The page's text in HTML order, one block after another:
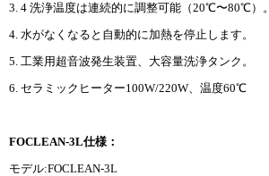
3. 4 洗浄温度は連続的に調整可能（20℃〜80℃）。
4. 水がなくなると自動的に加熱を停止します。
5. 工業用超音波発生装置、大容量洗浄タンク。
6. セラミックヒーター100W/220W、温度60℃
FOCLEAN-3L仕様：
モデル:FOCLEAN-3L